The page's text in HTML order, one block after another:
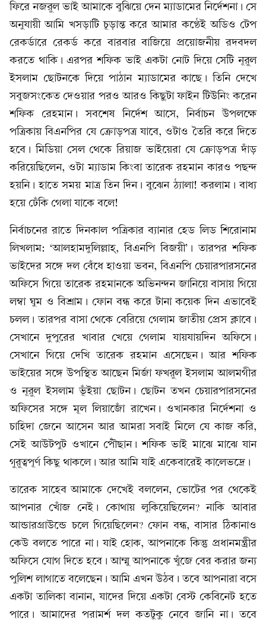
ফিরে নজরুল ভাই আমাকে বুঝিয়ে দেন ম্যাডামের নির্দেশনা। সে
অনুযায়ী আমি খসড়াটি চূড়ান্ত করে আমার কণ্ঠেই অডিও টেপ
রেকর্ডারে রেকর্ড করে বারবার বাজিয়ে প্রয়োজনীয় রদবদল
করতে থাকি। এরপর শফিক ভাই একটা নোট দিয়ে সেটি নূরুল
ইসলাম ছোটনকে দিয়ে পাঠান ম্যাডামের কাছে। তিনি দেখে
সবুজসংকেত দেওয়ার পরও আরও কিছুটা ফাইন টিউনিং করেন
শফিক রেহমান। সবশেষ নির্দেশ আসে, নির্বাচন উপলক্ষে
পত্রিকায় বিএনপির যে ক্রোড়পত্র যাবে, ওটাও তৈরি করে দিতে
হবে। মিডিয়া সেল থেকে রিয়াজ ভাইয়েরা যে ক্রোড়পত্র দাঁড়
করিয়েছিলেন, ওটা ম্যাডাম কিংবা তারেক রহমান কারও পছন্দ
হয়নি। হাতে সময় মাত্র তিন দিন। বুঝেন ঠ্যালা! করলাম। বাধ্য
হয়ে ঢেঁকি গেলা যাকে বলে!
নির্বাচনের রাতে দিনকাল পত্রিকার ব্যানার হেড লিড শিরোনাম
লিখলাম: ‘আলহামদুলিল্লাহ্‌, বিএনপি বিজয়ী’। তারপর শফিক
ভাইদের সঙ্গে দল বেঁধে হাওয়া ভবন, বিএনপি চেয়ারপারসনের
অফিসে গিয়ে তারেক রহমানকে অভিনন্দন জানিয়ে বাসায় গিয়ে
লম্বা ঘুম ও বিশ্রাম। ফোন বন্ধ করে টানা কয়েক দিন এভাবেই
চলল। তারপর বাসা থেকে বেরিয়ে গেলাম জাতীয় প্রেস ক্লাবে।
সেখানে দুপুরের খাবার খেয়ে গেলাম যায়যায়দিন অফিসে।
সেখানে গিয়ে দেখি তারেক রহমান এসেছেন। আর শফিক
ভাইয়ের সঙ্গে উপস্থিত আছেন মির্জা ফখরুল ইসলাম আলমগীর
ও নূরুল ইসলাম ভূঁইয়া ছোটন। ছোটন তখন চেয়ারপারসনের
অফিসের সঙ্গে মূল লিয়াজোঁ রাখেন। ওখানকার নির্দেশনা ও
চাহিদা জেনে আসেন আর আমরা সবাই মিলে যে কাজ করি,
সেই আউটপুট ওখানে পৌঁছান। শফিক ভাই মাঝে মাঝে যান
গুরুত্বপূর্ণ কিছু থাকলে। আর আমি যাই একেবারেই কালেভদ্রে।
তারেক সাহেব আমাকে দেখেই বললেন, ভোটের পর থেকেই
আপনার খোঁজ নেই। কোথায় লুকিয়েছিলেন? নাকি আবার
আন্ডারগ্রাউন্ডে চলে গিয়েছিলেন? ফোন বন্ধ, বাসার ঠিকানাও
কেউ বলতে পারে না। যাই হোক, আপনাকে কিন্তু প্রধানমন্ত্রীর
অফিসে যোগ দিতে হবে। আম্মু আপনাকে খুঁজে বের করার জন্য
পুলিশ লাগাতে বলেছেন। আমি এখন উঠব। তবে আপনারা বসে
একটা তালিকা বানান, যাদের দিয়ে একটা বেস্ট কেবিনেট হতে
পারে। আমাদের পরামর্শ দল কতটুকু নেবে জানি না। তবে